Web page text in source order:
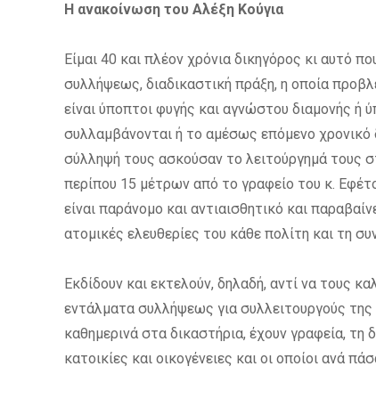
Η ανακοίνωση του Αλέξη Κούγια
Είμαι 40 και πλέον χρόνια δικηγόρος κι αυτό
συλλήψεως, διαδικαστική πράξη, η οποία
είναι ύποπτοι φυγής και αγνώστου διαμονής ή
συλλαμβάνονται ή το αμέσως επόμενο χρονικό
σύλληψή τους ασκούσαν το λειτούργημά τους
περίπου 15 μέτρων από το γραφείο του κ.
είναι παράνομο και αντιαισθητικό και
ατομικές ελευθερίες του κάθε πολίτη και τη
Εκδίδουν και εκτελούν, δηλαδή, αντί να τους
εντάλματα συλλήψεως για συλλειτουργούς της
καθημερινά στα δικαστήρια, έχουν γραφεία,
κατοικίες και οικογένειες και οι οποίοι ανά